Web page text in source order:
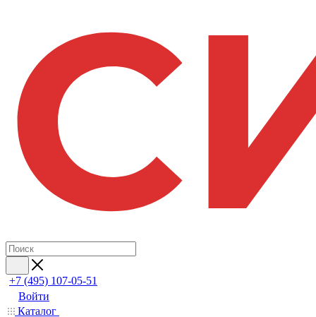
+7 (495) 107-05-51
Войти
Каталог